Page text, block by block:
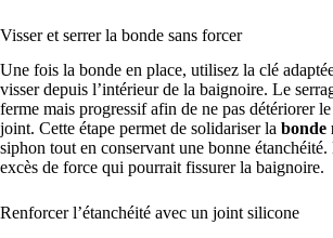
Visser et serrer la bonde sans forcer
Une fois la bonde en place, utilisez la clé
visser depuis l’intérieur de la baignoire. Le
ferme mais progressif afin de ne pas détériorer
joint. Cette étape permet de solidariser la bonde
siphon tout en conservant une bonne
excès de force qui pourrait fissurer la baignoire.
Renforcer l’étanchéité avec un joint silicone